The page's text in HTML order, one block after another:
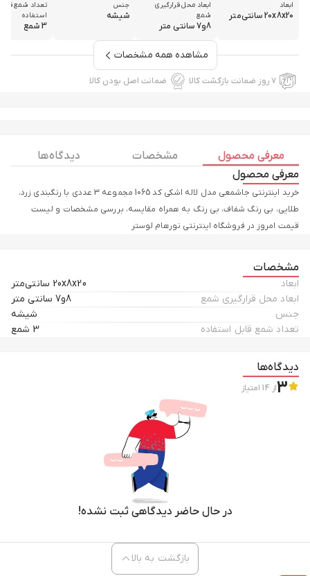
ابعاد
20x8x20 سانتی‌متر
ابعاد محل قرارگیری
شمع
8و7 سانتی متر
جنس
شیشه
تعداد شمع قابل
استفاده
3 شمع
مشاهده همه مشخصات
۷ روز ضمانت بازگشت کالا ضمانت اصل بودن کالا
معرفی محصول مشخصات
دیدگاه ها
معرفی محصول
خرید اینترنتی جاشمعی مدل لاله اشکی کد 1065 مجموعه 3 عددی با رنگبندی زرد،
طلایی، بی رنگ شفاف، بی رنگ به همراه مقایسه، بررسی مشخصات و لیست
قیمت امروز در فروشگاه اینترنتی نورهام لوستر
مشخصات
ابعاد
20x8x20 سانتی‌متر
ابعاد محل قرارگیری شمع
8و7 سانتی متر
جنس
شیشه
تعداد شمع قابل استفاده
3 شمع
دیدگاه‌ها
3از 14امتیاز
در حال حاضر دیدگاهی ثبت نشده!
بازگشت به بالا